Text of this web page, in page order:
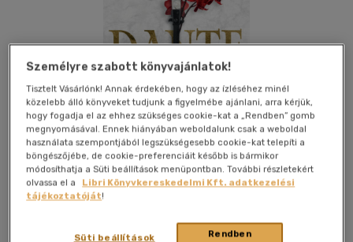
Kívánságlistához adom
|397 oldal
Személyre szabott könyvajánlatok!
Tisztelt Vásárlónk! Annak érdekében, hogy az ízléséhez minél
közelebb álló könyveket tudjunk a figyelmébe ajánlani, arra kérjük,
hogy fogadja el az ehhez szükséges cookie-kat a „Rendben” gomb
megnyomásával. Ennek hiányában weboldalunk csak a weboldal
használata szempontjából legszükségesebb cookie-kat telepíti a
böngészőjébe, de cookie-preferenciáit később is bármikor
módosíthatja a Süti beállítások menüpontban. További részletekért
olvassa el a
Libri Könyvkereskedelmi Kft. adatkezelési
tájékoztatóját!
Rendben
Süti beállítások